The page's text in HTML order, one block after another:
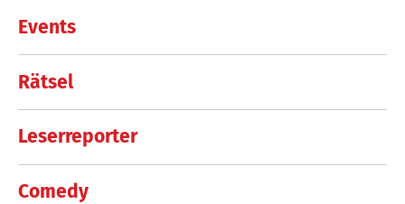
Events
Rätsel
Leserreporter
Comedy